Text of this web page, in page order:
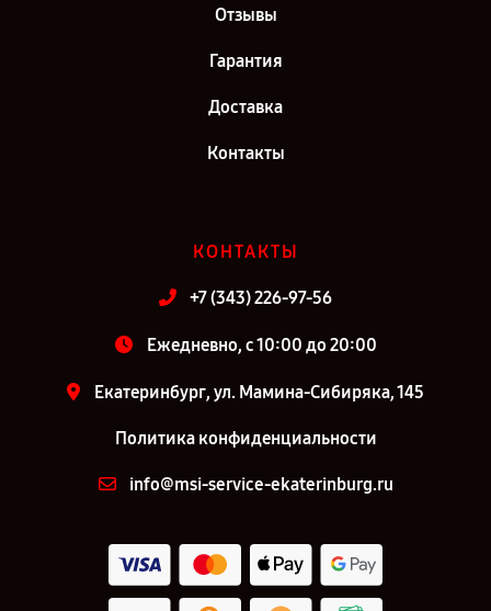
Отзывы
Гарантия
Доставка
Контакты
КОНТАКТЫ
+7 (343) 226-97-56
Ежедневно, с 10:00 до 20:00
Екатеринбург, ул. Мамина-Сибиряка, 145
Политика конфиденциальности
info@msi-service-ekaterinburg.ru